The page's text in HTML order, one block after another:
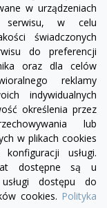
w urządzeniach
serwisu, w celu
świadczonych
do preferencji
oraz dla celów
reklamy
indywidualnych
określenia przez
lub
w plikach cookies
usługi.
dostępne są u
dostępu do
cookies. Polityka